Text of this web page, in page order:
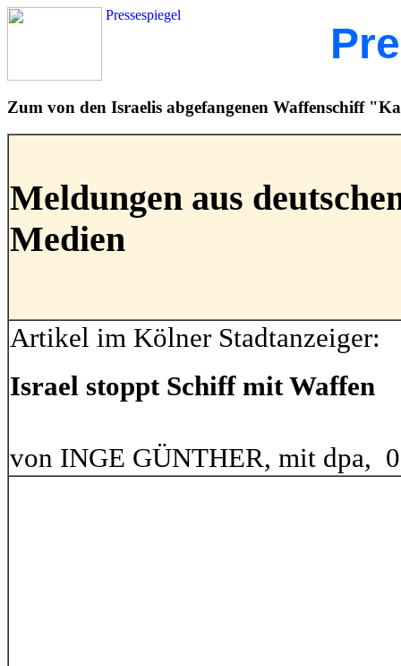
Pressespiegel
Zum von den Israelis abgefangenen Waffenschiff
Meldungen aus
Medien
Artikel im Kölner Stadtanzeiger:
Israel stoppt Schiff mit Waffen
von INGE GÜNTHER, mit dpa,